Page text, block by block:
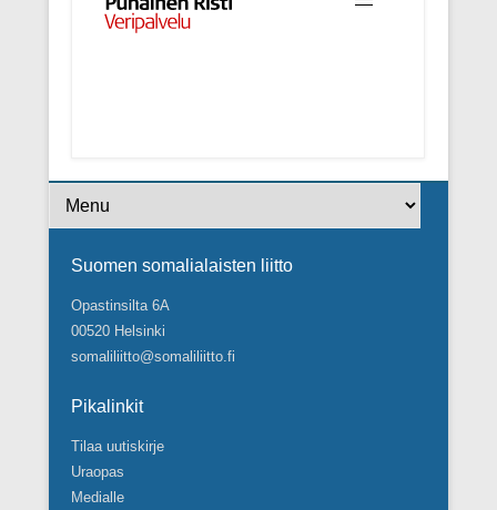
Footer Menu
Suomen somalialaisten liitto
Opastinsilta 6A
00520 Helsinki
somaliliitto@somaliliitto.fi
Pikalinkit
Tilaa uutiskirje
Uraopas
Medialle